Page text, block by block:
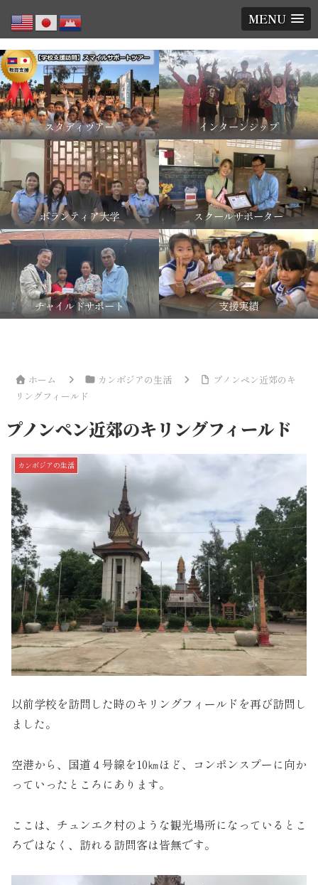
MENU
スタディツアー インターンシップ
ボランティア大学 スクールサポーター
チャイルドサポート 支援実績
ホーム カンボジアの生活
プノンペン近郊のキ
リングフィールド
プノンペン近郊のキリングフィールド
カンボジアの生活
以前学校を訪問した時のキリングフィールドを再び訪問し
ました。
空港から、国道４号線を10㎞ほど、コンポンスプーに向か
っていったところにあります。
ここは、チュンエク村のような観光場所になっているとこ
ろではなく、訪れる訪問客は皆無です。